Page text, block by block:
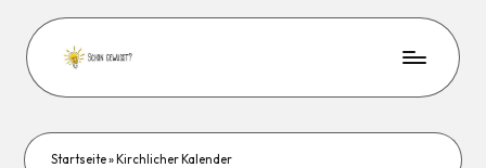
Startseite» Kirchlicher Kalender